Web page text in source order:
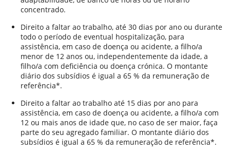
concentrado.
Direito a faltar ao trabalho, até 30 dias por ano ou durante
todo o período de eventual hospitalização, para
assistência, em caso de doença ou acidente, a filho/a
menor de 12 anos ou, independentemente da idade, a
filho/a com deficiência ou doença crónica. O montante
diário dos subsídios é igual a 65 % da remuneração de
referência*.
Direito a faltar ao trabalho até 15 dias por ano para
assistência, em caso de doença ou acidente, a filho/a com
12 ou mais anos de idade que, no caso de ser maior, faça
parte do seu agregado familiar. O montante diário dos
subsídios é igual a 65 % da remuneração de referência*.